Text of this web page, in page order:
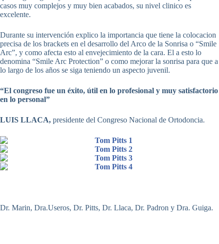
casos muy complejos y muy bien acabados, su nivel clinico es
excelente.
Durante su intervención explico la importancia que tiene la colocacion
precisa de los brackets en el desarrollo del Arco de la Sonrisa o “Smile
Arc”, y como afecta esto al envejecimiento de la cara. El a esto lo
denomina “Smile Arc Protection” o como mejorar la sonrisa para que a
lo largo de los años se siga teniendo un aspecto juvenil.
“El congreso fue un éxito, útil en lo profesional y muy satisfactorio
en lo personal”
LUIS LLACA, presidente del Congreso Nacional de Ortodoncia.
Dr. Marin, Dra.Useros, Dr. Pitts, Dr. Llaca, Dr. Padron y Dra. Guiga.